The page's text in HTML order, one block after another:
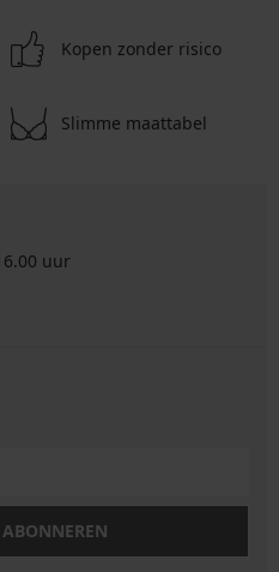
Kopen zonder risico
Slimme maattabel
uur